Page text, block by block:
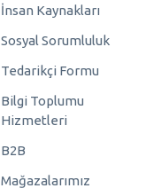
İnsan Kaynakları
Sosyal Sorumluluk
Tedarikçi Formu
Bilgi Toplumu
Hizmetleri
B2B
Mağazalarımız